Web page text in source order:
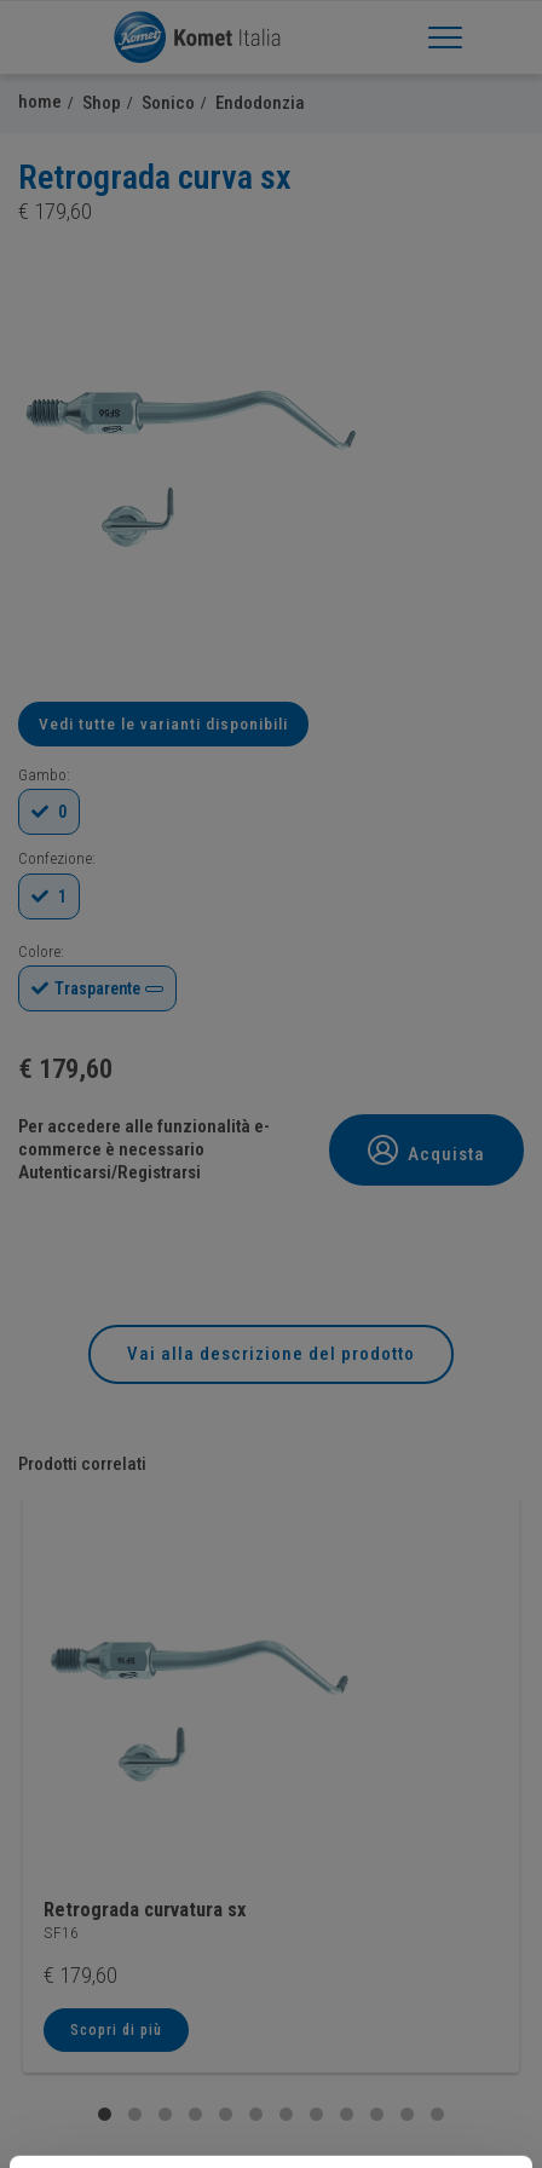
Apri Menu
home Shop Sonico Endodonzia
Retrograda curva sx
€ 179,60
Vedi tutte le varianti disponibili
Gambo:
0
Confezione:
1
Colore:
Trasparente
€ 179,60
Per accedere alle funzionalità e-
commerce è necessario
Autenticarsi/Registrarsi
Acquista
Vai alla descrizione del prodotto
Prodotti correlati
Retrograda curvatura sx
SF16
€ 179,60
Scopri di più